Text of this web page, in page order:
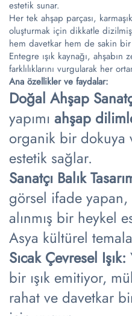
estetik sunar.
Her tek ahşap parçası,
oluşturmak için dikkatle
hem davetkar hem de sakin bir
Entegre ışık kaynağı,
farklılıklarını vurgularak her
Ana özellikler ve faydalar:
Doğal Ahşap
yapımı ahşap
organik bir
estetik sağlar.
Sanatçı Balık
görsel ifade
alınmış bir heykel
Asya kültürel
Sıcak Çevresel Işık:
bir ışık emitiyor,
rahat ve davetkar